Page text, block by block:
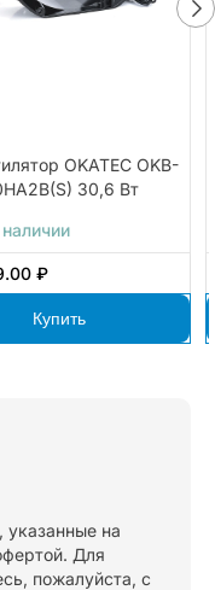
OKATEC OKB-
30,6 Вт
₽
Купить
указанные на
Для
пожалуйста, с